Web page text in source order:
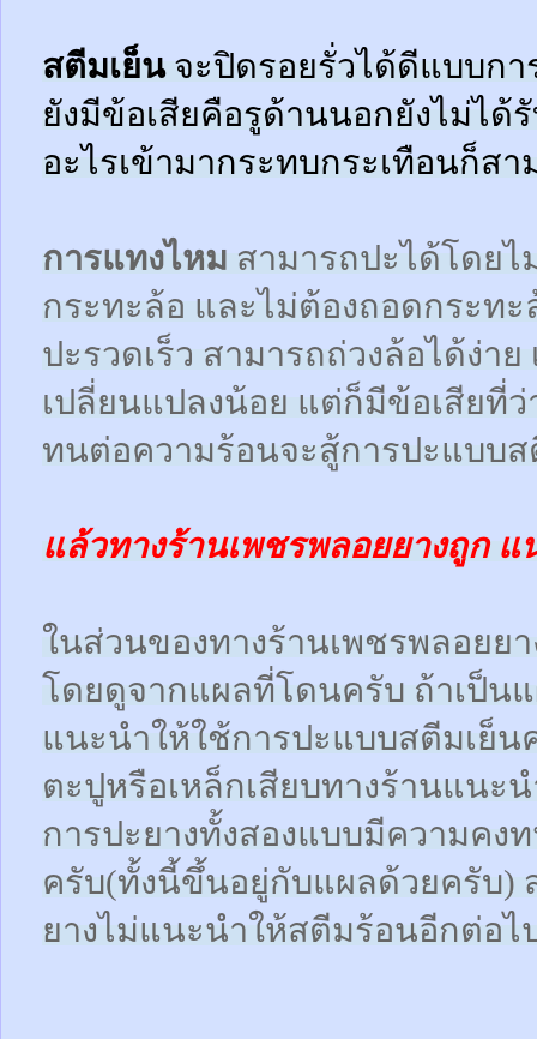
สตีมเย็นจะปิดรอยรั่วได้ดีแบบก
ยังมีข้อเสียคือรูด้านนอกยังไม่ได้
อะไรเข้ามากระทบกระเทือนก็ส
การแทงไหม สามารถปะได้โดยไ
กระทะล้อ และไม่ต้องถอดกระทะ
ปะรวดเร็ว สามารถถ่วงล้อได้ง่า
เปลี่ยนแปลงน้อย แต่ก็มีข้อเสียที่
ทนต่อความร้อนจะสู้การปะแบบ
แล้วทางร้านเพชรพลอยยางถูก
ในส่วนของทางร้านเพชรพลอยย
โดยดูจากแผลที่โดนครับ ถ้าเป็น
แนะนำให้ใช้การปะแบบสตีมเย็
ตะปูหรือเหล็กเสียบทางร้านแนะ
การปะยางทั้งสองแบบมีความคง
ครับ(ทั้งนี้ขึ้นอยู่กับแผลด้วยครับ)
ยางไม่แนะนำให้สตีมร้อนอีกต่อไ